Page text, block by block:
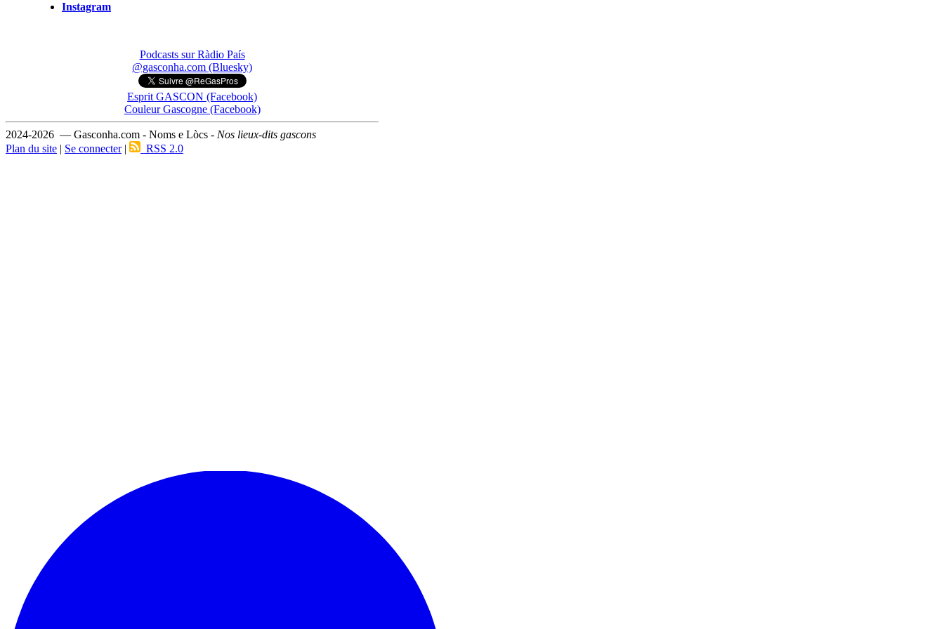
Instagram
Podcasts sur Ràdio País
@gasconha.com (Bluesky)
Esprit GASCON (Facebook)
Couleur Gascogne (Facebook)
2024-2026 — Gasconha.com - Noms e Lòcs - Nos lieux-dits gascons
Plan du site | Se connecter| RSS 2.0